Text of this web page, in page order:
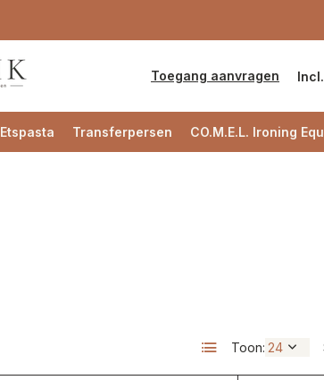
Toegang aanvragen Incl.
Etspasta Transferpersen CO.M.E.L. Ironing
Toon: